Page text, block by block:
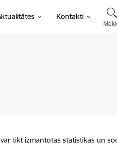
Kontakti
tikt izmantotas statistikas un